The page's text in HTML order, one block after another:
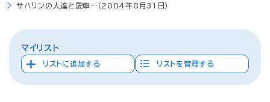
サハリンの人達と愛車…（2004年8月31日）
マイリスト
リストに追加する リストを管理する